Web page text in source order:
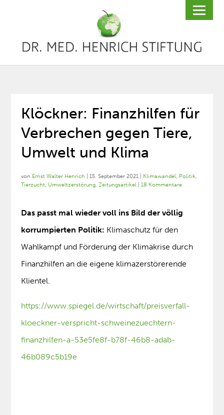
Klöckner: Finanzhilfen für
Verbrechen gegen Tiere,
Umwelt und Klima
von Ernst Walter Henrich |15. September 2021 Klimawandel, Politik,
Tierzucht, Umweltzerstörung,Zeitungsartikel |18 Kommentare
Das passt mal wieder voll ins Bild der völlig
korrumpierten Politik: Klimaschutz für den
Wahlkampf und Förderung der Klimakrise durch
Finanzhilfen an die eigene klimazerstörerende
Klientel.
https://www.spiegel.de/wirtschaft/preisverfall-
kloeckner-verspricht-schweinezuechtern-
finanzhilfen-a-53e5fe8f-b78f-46b8-adab-
46b089c5b19e